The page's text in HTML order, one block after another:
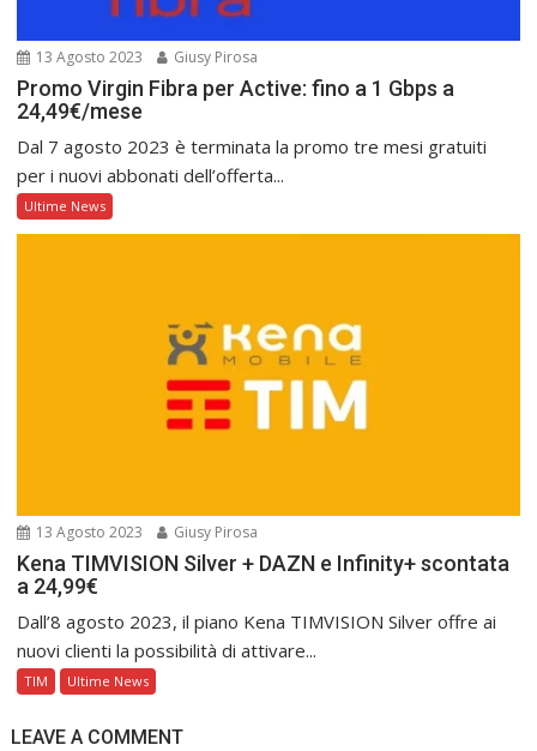
13 Agosto 2023 Giusy Pirosa
Promo Virgin Fibra per Active: fino a 1 Gbps a
24,49€/mese
Dal 7 agosto 2023 è terminata la promo tre mesi gratuiti
per i nuovi abbonati dell’offerta...
Ultime News
13 Agosto 2023 Giusy Pirosa
Kena TIMVISION Silver + DAZN e Infinity+ scontata
a 24,99€
Dall’8 agosto 2023, il piano Kena TIMVISION Silver offre ai
nuovi clienti la possibilità di attivare...
TIM Ultime News
LEAVE A COMMENT